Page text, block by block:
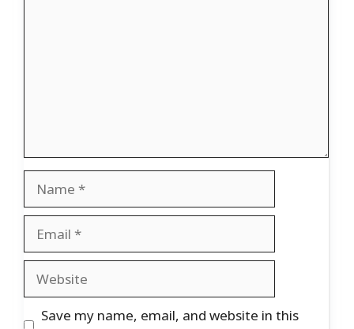
Save my name, email, and website in this